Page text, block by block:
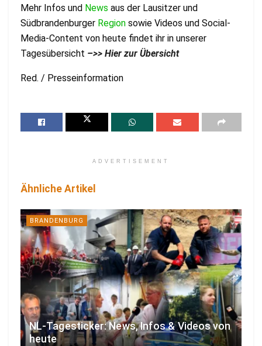
Mehr Infos und News aus der Lausitzer und
Südbrandenburger Region sowie Videos und Social-
Media-Content von heute findet ihr in unserer
Tagesübersicht –>> Hier zur Übersicht
Red. / Presseinformation
ADVERTISEMENT
Ähnliche Artikel
BRANDENBURG
NL-Tagesticker: News, Infos & Videos von
heute